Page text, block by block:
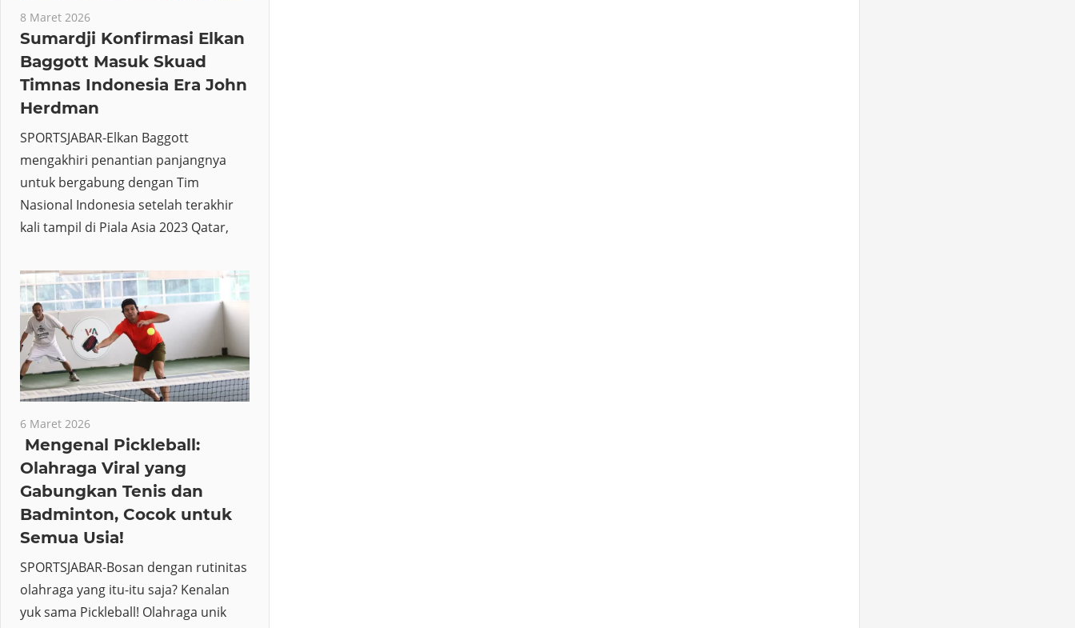
8 Maret 2026
Sumardji Konfirmasi Elkan
Baggott Masuk Skuad
Timnas Indonesia Era John
Herdman
SPORTSJABAR-Elkan Baggott
mengakhiri penantian panjangnya
untuk bergabung dengan Tim
Nasional Indonesia setelah terakhir
kali tampil di Piala Asia 2023 Qatar,
6 Maret 2026
Mengenal Pickleball:
Olahraga Viral yang
Gabungkan Tenis dan
Badminton, Cocok untuk
Semua Usia!
SPORTSJABAR-Bosan dengan rutinitas
olahraga yang itu-itu saja? Kenalan
yuk sama Pickleball! Olahraga unik